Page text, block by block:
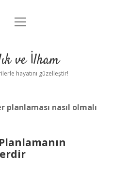
Anasayfa
Yasal Uyarı
menüyü
ve İlham
hayatını güzelleştir!
planlaması nasıl olmalı